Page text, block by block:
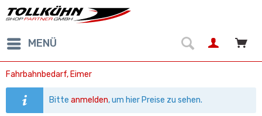
MENÜ
Fahrbahnbedarf, Eimer
Bitteanmelden, um hier Preise zu sehen.